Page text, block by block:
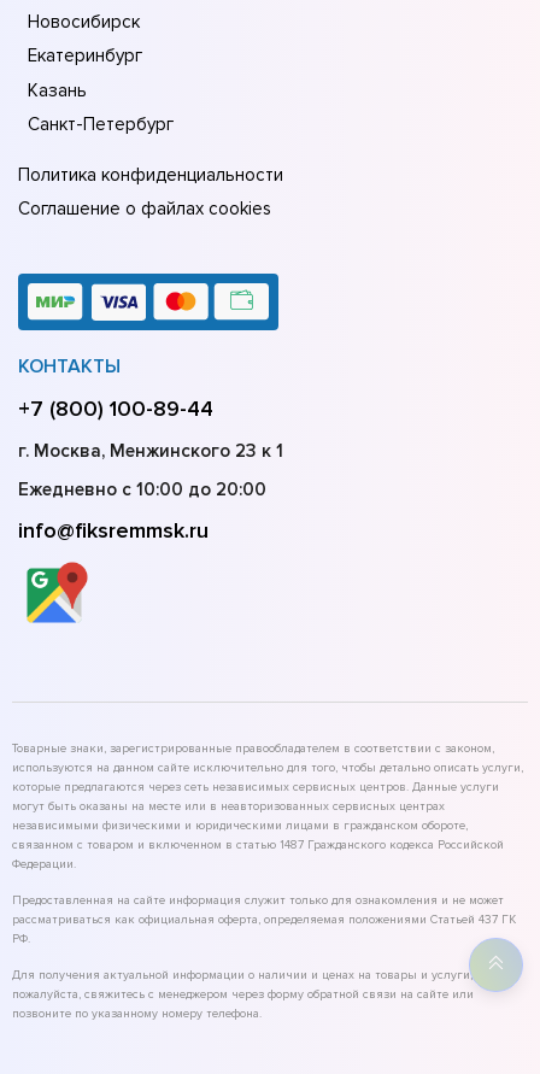
Новосибирск
Екатеринбург
Казань
Санкт-Петербург
Политика конфиденциальности
Соглашение о файлах cookies
КОНТАКТЫ
+7 (800) 100-89-44
г. Москва, Менжинского 23 к 1
Ежедневно с 10:00 до 20:00
info@fiksremmsk.ru
Товарные знаки, зарегистрированные правообладателем в соответствии с законом,
используются на данном сайте исключительно для того, чтобы детально описать услуги,
которые предлагаются через сеть независимых сервисных центров. Данные услуги
могут быть оказаны на месте или в неавторизованных сервисных центрах
независимыми физическими и юридическими лицами в гражданском обороте,
связанном с товаром и включенном в статью 1487 Гражданского кодекса Российской
Федерации.
Предоставленная на сайте информация служит только для ознакомления и не может
рассматриваться как официальная оферта, определяемая положениями Статьей 437 ГК
РФ.
Для получения актуальной информации о наличии и ценах на товары и услуги,
пожалуйста, свяжитесь с менеджером через форму обратной связи на сайте или
позвоните по указанному номеру телефона.